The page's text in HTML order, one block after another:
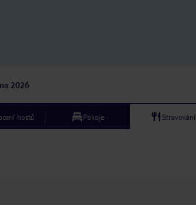
2026
hostů Pokoje Stravování